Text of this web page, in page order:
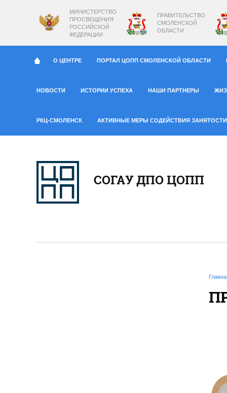
МИНИСТЕРСТВО
ПРОСВЕЩЕНИЯ
РОССИЙСКОЙ
ФЕДЕРАЦИИ
ПРАВИТЕЛЬСТВО
СМОЛЕНСКОЙ
ОБЛАСТИ
О ЦЕНТРЕ ПОРТАЛ ЦОПП СМОЛЕНСКОЙ ОБЛАСТИ
НОВОСТИ ИСТОРИИ УСПЕХА НАШИ ПАРТНЕРЫ
РКЦ-СМОЛЕНСК АКТИВНЫЕ МЕРЫ СОДЕЙСТВИЯ ЗАНЯТОСТИ
СОГАУ ДПО ЦОПП